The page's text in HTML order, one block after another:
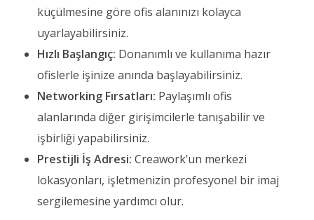
küçülmesine göre ofis alanınızı kolayca
uyarlayabilirsiniz.
Hızlı Başlangıç: Donanımlı ve kullanıma hazır
ofislerle işinize anında başlayabilirsiniz.
Networking Fırsatları: Paylaşımlı ofis
alanlarında diğer girişimcilerle tanışabilir ve
işbirliği yapabilirsiniz.
Prestijli İş Adresi: Creawork’un merkezi
lokasyonları, işletmenizin profesyonel bir imaj
sergilemesine yardımcı olur.